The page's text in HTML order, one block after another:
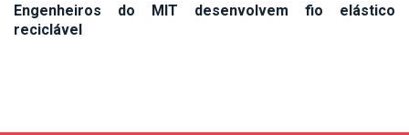
Engenheiros do MIT desenvolvem fio elástico
reciclável